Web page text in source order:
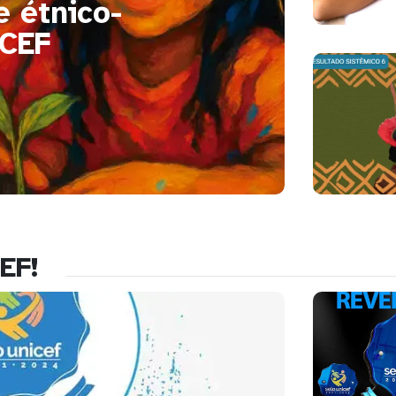
étnico-